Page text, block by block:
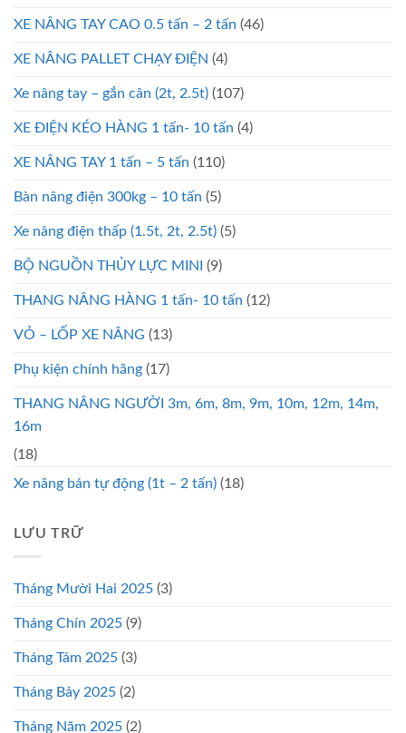
XE NÂNG TAY CAO 0.5 tấn – 2 tấn (46)
XE NÂNG PALLET CHẠY ĐIỆN (4)
Xe nâng tay – gắn cân (2t, 2.5t) (107)
XE ĐIỆN KÉO HÀNG 1 tấn- 10 tấn (4)
XE NÂNG TAY 1 tấn – 5 tấn (110)
Bàn nâng điện 300kg – 10 tấn (5)
Xe nâng điện thấp (1.5t, 2t, 2.5t) (5)
BỘ NGUỒN THỦY LỰC MINI (9)
THANG NÂNG HÀNG 1 tấn- 10 tấn (12)
VỎ – LỐP XE NÂNG (13)
Phụ kiện chính hãng (17)
THANG NÂNG NGƯỜI 3m, 6m, 8m, 9m, 10m, 12m, 14m,
16m
(18)
Xe nâng bán tự động (1t – 2 tấn) (18)
LƯU TRỮ
Tháng Mười Hai 2025 (3)
Tháng Chín 2025 (9)
Tháng Tám 2025 (3)
Tháng Bảy 2025 (2)
Tháng Năm 2025 (2)